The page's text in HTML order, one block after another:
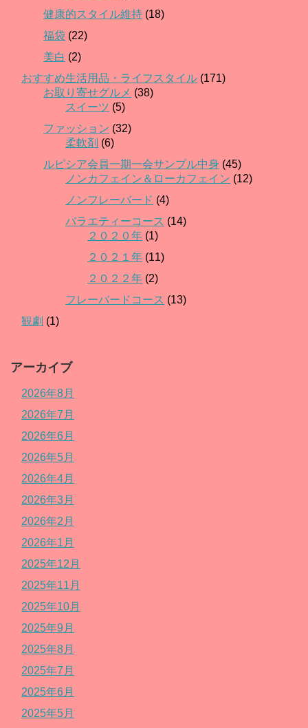
健康的スタイル維持 (18)
福袋 (22)
美白 (2)
おすすめ生活用品・ライフスタイル (171)
お取り寄せグルメ (38)
スイーツ (5)
ファッション (32)
柔軟剤 (6)
ルピシア会員一期一会サンプル中身 (45)
ノンカフェイン＆ローカフェイン (12)
ノンフレーバード (4)
バラエティーコース (14)
２０２０年 (1)
２０２１年 (11)
２０２２年 (2)
フレーバードコース (13)
観劇 (1)
アーカイブ
2026年8月
2026年7月
2026年6月
2026年5月
2026年4月
2026年3月
2026年2月
2026年1月
2025年12月
2025年11月
2025年10月
2025年9月
2025年8月
2025年7月
2025年6月
2025年5月